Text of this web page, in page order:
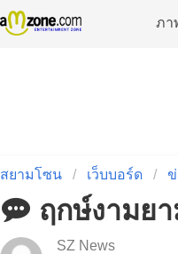
ภา
สยามโซน เว็บบอร์ด
ฤกษ์งามย
SZ News